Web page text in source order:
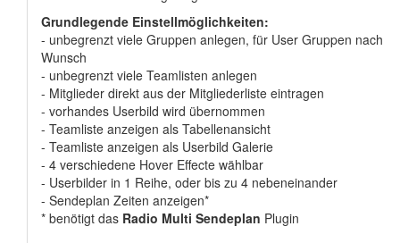
Grundlegende Einstellmöglichkeiten:
- unbegrenzt viele Gruppen anlegen, für User Gruppen nach
Wunsch
- unbegrenzt viele Teamlisten anlegen
- Mitglieder direkt aus der Mitgliederliste eintragen
- vorhandes Userbild wird übernommen
- Teamliste anzeigen als Tabellenansicht
- Teamliste anzeigen als Userbild Galerie
- 4 verschiedene Hover Effecte wählbar
- Userbilder in 1 Reihe, oder bis zu 4 nebeneinander
- Sendeplan Zeiten anzeigen*
* benötigt das Radio Multi Sendeplan Plugin